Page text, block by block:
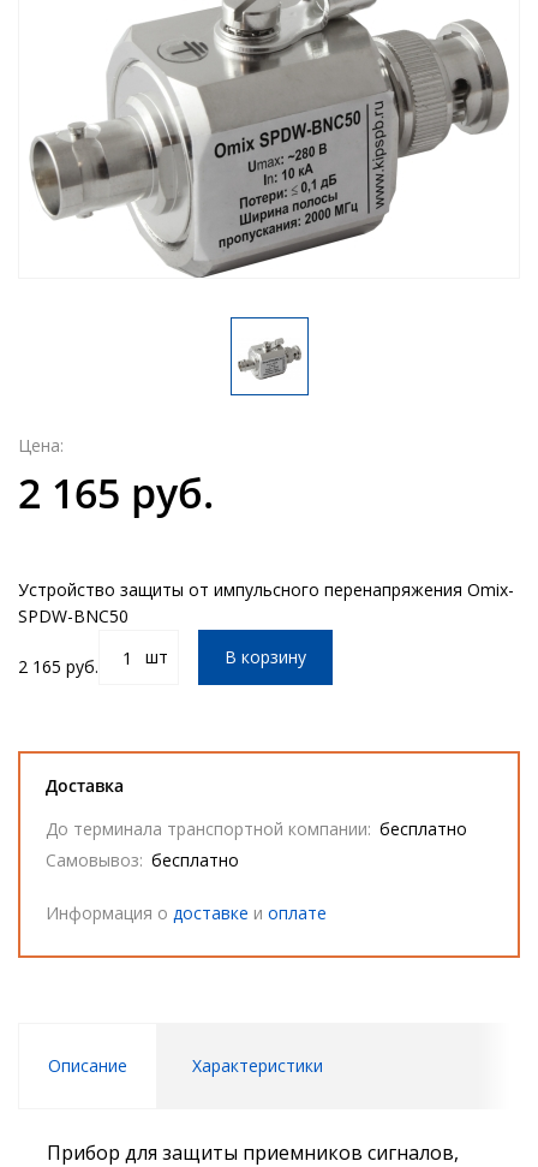
Цена:
2 165 руб.
Устройство защиты от импульсного перенапряжения Omix-
SPDW-BNC50
2 165 руб. шт В корзину
Доставка
До терминала транспортной компании: бесплатно
Самовывоз: бесплатно
Информация о доставке и оплате
Описание Характеристики
Прибор для защиты приемников сигналов,